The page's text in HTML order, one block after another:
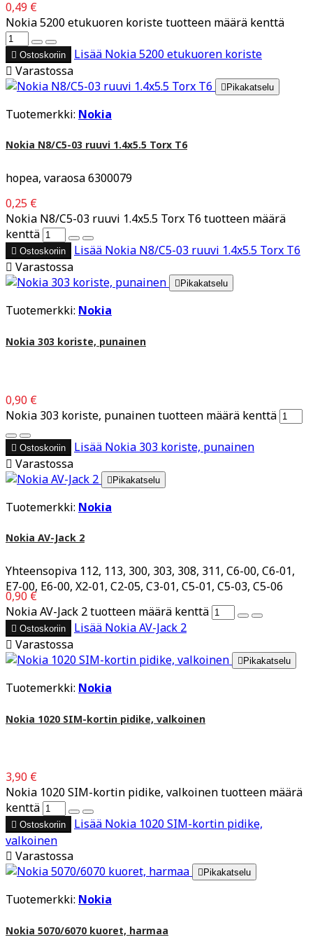
0,49 €
Nokia 5200 etukuoren koriste tuotteen määrä kenttä
 Ostoskoriin Lisää Nokia 5200 etukuoren koriste
 Varastossa
Pikakatselu
Tuotemerkki: Nokia
Nokia N8/C5-03 ruuvi 1.4x5.5 Torx T6
hopea, varaosa 6300079
0,25 €
Nokia N8/C5-03 ruuvi 1.4x5.5 Torx T6 tuotteen määrä
kenttä
 Ostoskoriin Lisää Nokia N8/C5-03 ruuvi 1.4x5.5 Torx T6
 Varastossa
 Pikakatselu
Tuotemerkki: Nokia
Nokia 303 koriste, punainen
0,90 €
Nokia 303 koriste, punainen tuotteen määrä kenttä
 Ostoskoriin Lisää Nokia 303 koriste, punainen
 Varastossa
Pikakatselu
Tuotemerkki: Nokia
Nokia AV-Jack 2
Yhteensopiva 112, 113, 300, 303, 308, 311, C6-00, C6-01,
E7-00, E6-00, X2-01, C2-05, C3-01, C5-01, C5-03, C5-06
0,90 €
Nokia AV-Jack 2 tuotteen määrä kenttä
 Ostoskoriin Lisää Nokia AV-Jack 2
 Varastossa
 Pikakatselu
Tuotemerkki: Nokia
Nokia 1020 SIM-kortin pidike, valkoinen
3,90 €
Nokia 1020 SIM-kortin pidike, valkoinen tuotteen määrä
kenttä
 Ostoskoriin Lisää Nokia 1020 SIM-kortin pidike,
valkoinen
 Varastossa
 Pikakatselu
Tuotemerkki: Nokia
Nokia 5070/6070 kuoret, harmaa